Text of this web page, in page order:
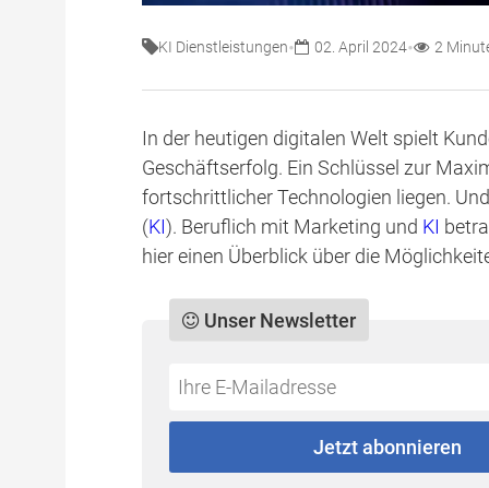
KI Dienstleistungen• 02. April 2024• 2
In der heutigen digitalen Welt spielt
Geschäftserfolg. Ein Schlüssel zur
fortschrittlicher Technologien liegen.
(KI). Beruflich mit Marketing und KI
hier einen Überblick über die
Do
this
Unser Newsletter
*Ihre
Jetzt abonnieren